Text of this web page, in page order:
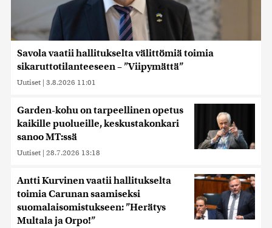
Savola vaatii hallitukselta välittömiä toimia
sikaruttotilanteeseen – ”Viipymättä”
Uutiset | 3.8.2026 11:01
Garden-kohu on tarpeellinen opetus
kaikille puolueille, keskustakonkari
sanoo MT:ssä
Uutiset | 28.7.2026 13:18
Antti Kurvinen vaatii hallitukselta
toimia Carunan saamiseksi
suomalaisomistukseen: ”Herätys
Multala ja Orpo!”